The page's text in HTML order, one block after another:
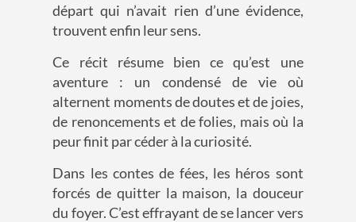
départ qui n’avait rien d’une évidence,
trouvent enfin leur sens.
Ce récit résume bien ce qu’est une
aventure : un condensé de vie où
alternent moments de doutes et de joies,
de renoncements et de folies, mais où la
peur finit par céder à la curiosité.
Dans les contes de fées, les héros sont
forcés de quitter la maison, la douceur
du foyer. C’est effrayant de se lancer vers